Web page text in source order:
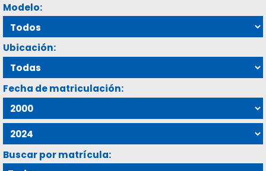
Modelo:
Ubicación:
Fecha de matriculación:
Buscar por matrícula: